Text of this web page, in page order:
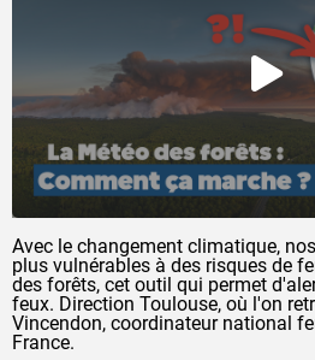
Avec le changement climatique,
plus vulnérables à des risques de
des forêts, cet outil qui permet
feux. Direction Toulouse, où l'on
Vincendon, coordinateur national
France.